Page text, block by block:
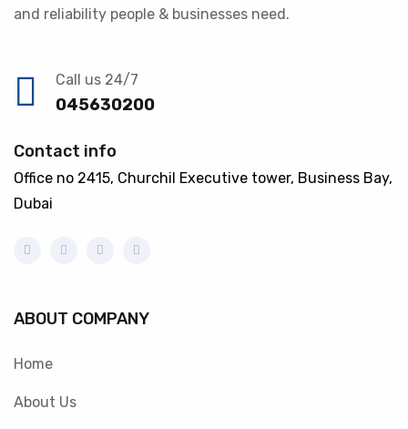
and reliability people & businesses need.
Call us 24/7
045630200
Contact info
Office no 2415, Churchil Executive tower, Business Bay,
Dubai
ABOUT COMPANY
Home
About Us